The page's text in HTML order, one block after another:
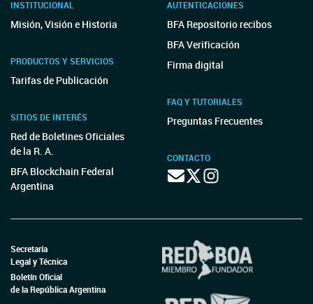
INSTITUCIONAL
Misión, Visión e Historia
PRODUCTOS Y SERVICIOS
Tarifas de Publicación
SITIOS DE INTERÉS
Red de Boletines Oficiales
de la R. A.
BFA Blockchain Federal
Argentina
AUTENTICACIONES
BFA Repositorio recibos
BFA Verificación
Firma digital
FAQ Y TUTORIALES
Preguntas Frecuentes
CONTACTO
Secretaría
Legal y Técnica
Boletín Oficial
de la República Argentina